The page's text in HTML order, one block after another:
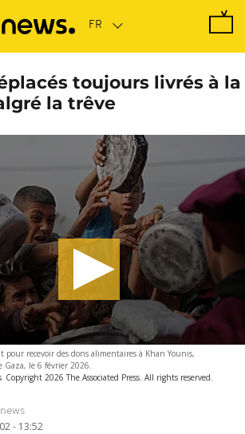
toujours livrés à la
la trêve
pour recevoir des dons alimentaires à Khan Younis,
Gaza, le 6 février 2026.
Copyright 2026 The Associated Press. All rights reserved.
- 13:52